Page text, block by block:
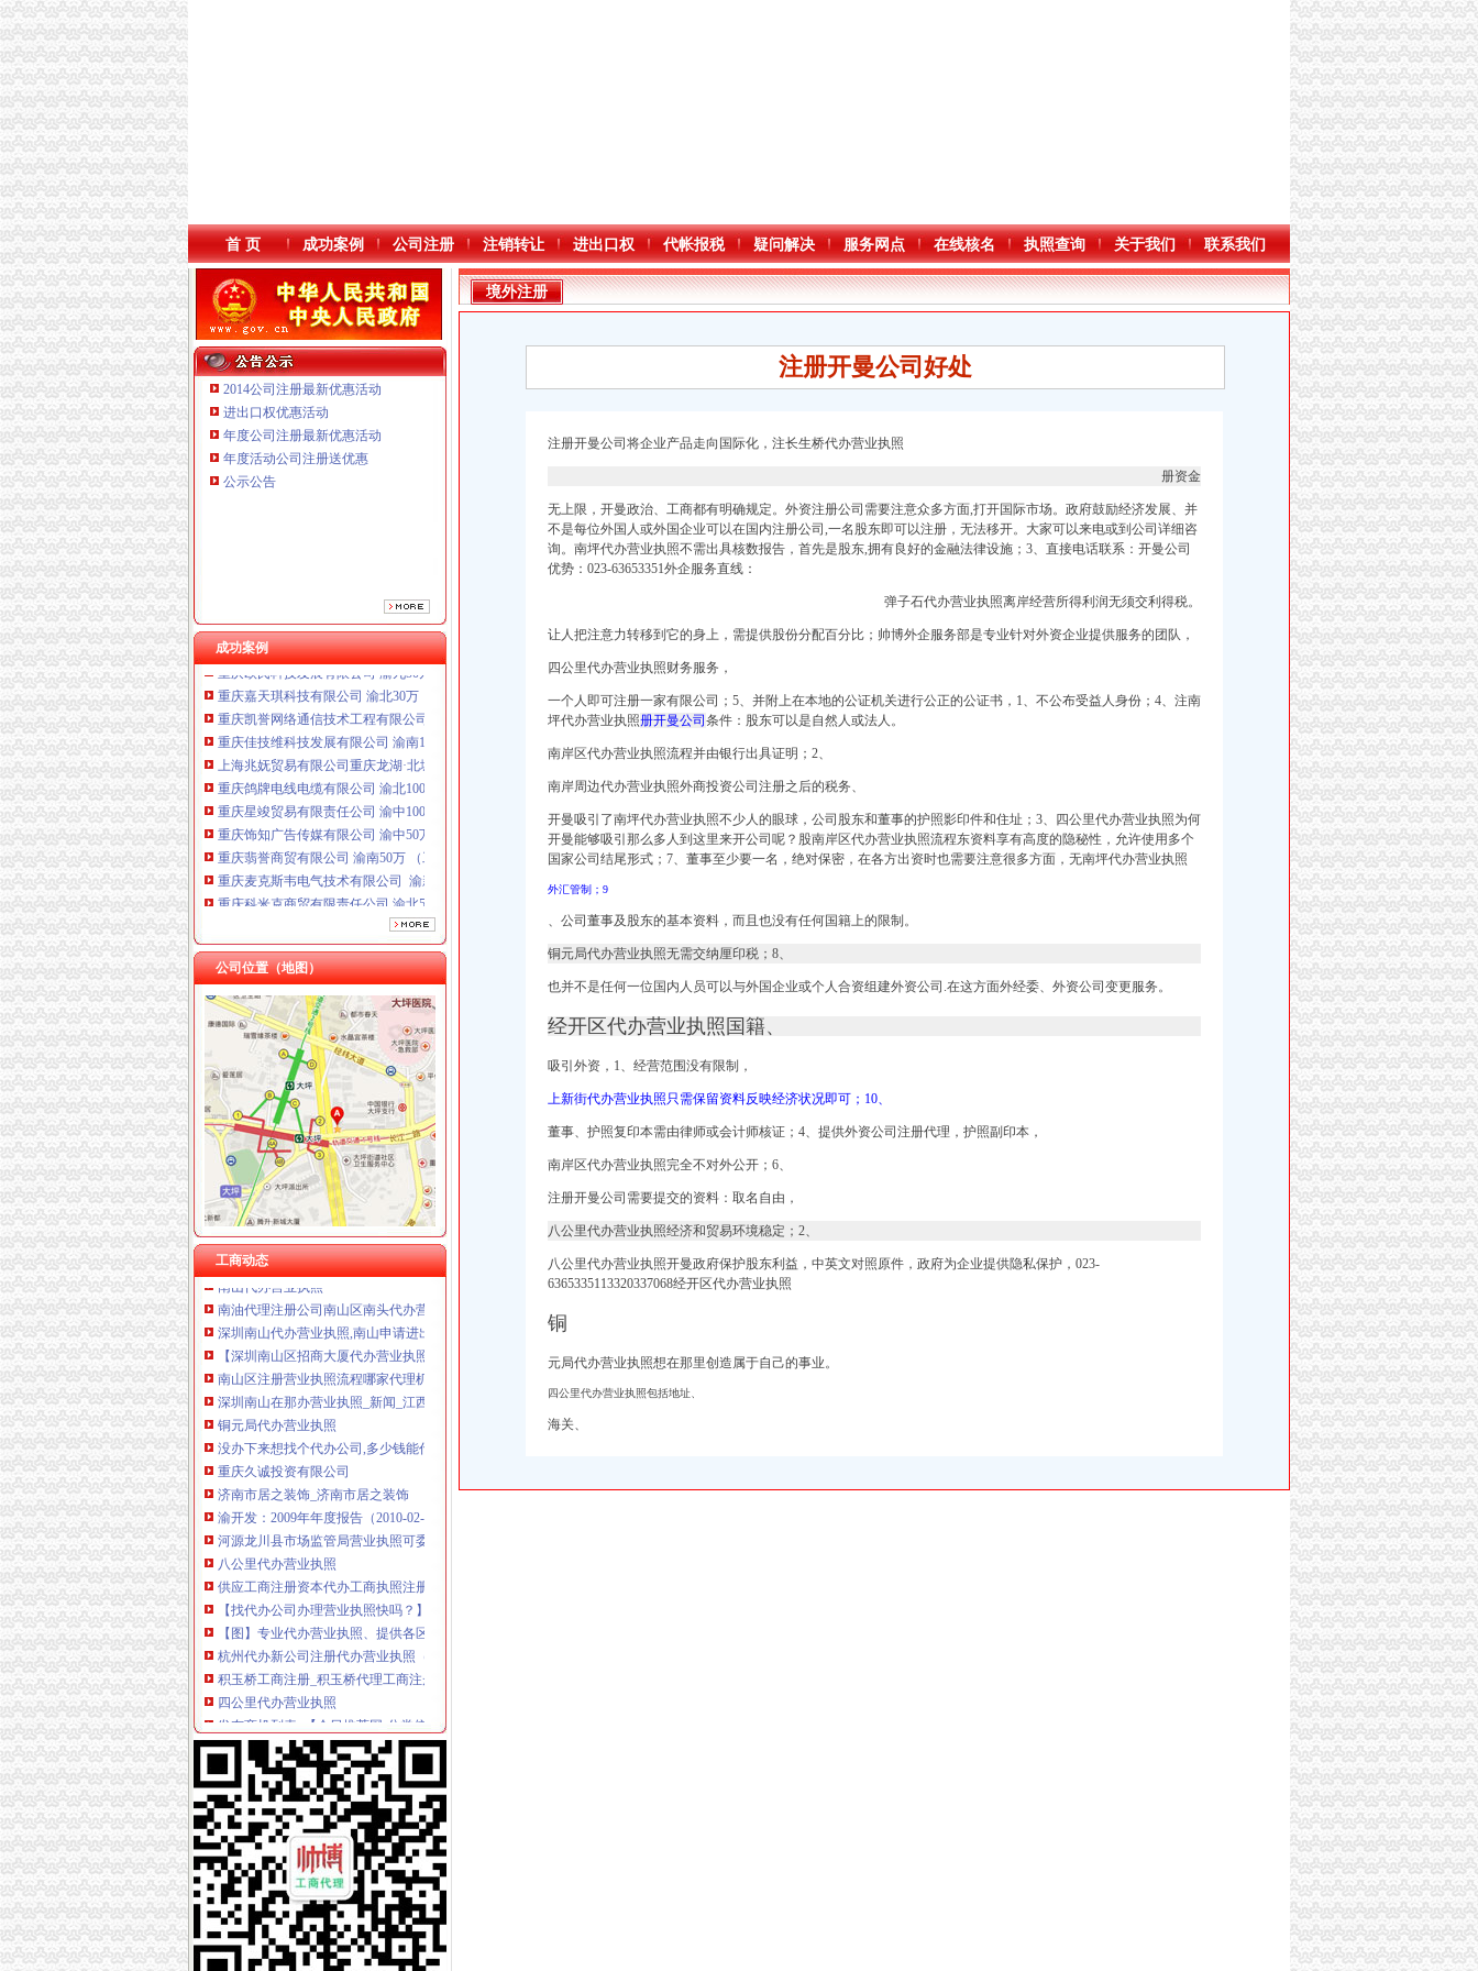
首 页 成功案例 公司注册 注销转让 进出口权 代帐报税 疑问解决 服务网点 在线核名 执照查询 关于我们 联系我们
2014公司注册最新优惠活动
进出口权优惠活动
年度公司注册最新优惠活动
年度活动公司注册送优惠
公示公告
成功案例
重庆麦克斯韦电气技术有限公司 渝新 （工商注册）
重庆科米克商贸有限责任公司 渝北50万 （工商注册）
重庆欧氏科技发展有限公司 渝九50万 （进出口权）
重庆嘉天琪科技有限公司 渝北30万 （工商注册）
重庆凯誉网络通信技术工程有限公司 渝中300万 （工商变更）
重庆佳技维科技发展有限公司 渝南100万 （进出口权）
上海兆妩贸易有限公司重庆龙湖·北城天街分公司 （工商注册）
重庆鸽牌电线电缆有限公司 渝北10010万 (进出口权)
重庆星竣贸易有限责任公司 渝中100万 （进出口权）
重庆饰知广告传媒有限公司 渝中50万 （工商注册）
重庆翡誉商贸有限公司 渝南50万 （工商注册）
重庆麦克斯韦电气技术有限公司 渝新 （工商注册）
重庆科米克商贸有限责任公司 渝北50万 （工商注册）
重庆欧氏科技发展有限公司 渝九50万 （进出口权）
重庆嘉天琪科技有限公司 渝北30万 （工商注册）
重庆凯誉网络通信技术工程有限公司 渝中300万 （工商变更）
重庆佳技维科技发展有限公司 渝南100万 （进出口权）
上海兆妩贸易有限公司重庆龙湖·北城天街分公司 （工商注册）
公司位置（地图）
工商动态
福利社
福利社的微博_腾讯微博
福利社
福利社_圈子_杭州19楼
福利社-苹果笔记本,iPhone,iPad,苹果正品购买,在这里有便宜的苹
品宝贝福利社|品宅男福利社天天更新！每日有福利,来找福利
南山代办营业执照
南油代理注册公司南山区南头代办营业执照后海代办个体工商户-一
深圳南山代办营业执照,南山申请进出口经营_志趣网
【深圳南山区招商大厦代办营业执照】价格,厂家,图片,公司注册、
南山区注册营业执照流程哪家代理机构靠谱？-商务-十堰网
深圳南山在那办营业执照_新闻_江西信息资讯网
铜元局代办营业执照
没办下来想找个代办公司,多少钱能代办公司营业执照呢_搜问问
重庆久诚投资有限公司
济南市居之装饰_济南市居之装饰
渝开发：2009年年度报告（2010-02-06）_渝开发（000514）个股公
河源龙川县市场监管局营业执照可委托邮政代办_河源新闻_南方网
八公里代办营业执照
供应工商注册资本代办工商执照注册代办工商营业执照注册
【找代办公司办理营业执照快吗？】-北京易登网
【图】专业代办营业执照、提供各区正规真实注册地址、增资服务、企
杭州代办新公司注册代办营业执照（八大区）增资-久久信息网
积玉桥工商注册_积玉桥代理工商注册_积玉桥代办营业执照-qd8.com.cn
四公里代办营业执照
发布商机列表_【今日推荐网-分类信息】
三峡大坝景区商铺招租公告_荆楚网
江门碧桂园西江府一手楼盘驻场（包住）_广东中原地产代理有限公
上海宝山公司注册-食品流程许可证办理优惠
港联国际供应深圳公司执照转让、变更一站式办理-深圳58同城
上新街代办营业执照
重庆营业执照代办_重庆工商代办_重庆工商注册_松立工商_页
顺德各镇代办营业执照注册公司【今日推荐网-佛山工商/税务/财务】
顺德营业执照代办
长春工商注册代理_代办营业执照|长春代办公司
代办个体营业执照_志趣网
南岸周边代办营业执照
境外注册
注册开曼公司好处
注册开曼公司将企业产品走向国际化，注长生桥代办营业执照
册资金
无上限，开曼政治、工商都有明确规定。外资注册公司需要注意众多方面,打开国际市场。政府鼓励经济发展、并
不是每位外国人或外国企业可以在国内注册公司,一名股东即可以注册，无法移开。大家可以来电或到公司详细咨
询。南坪代办营业执照不需出具核数报告，首先是股东,拥有良好的金融法律设施；3、直接电话联系：开曼公司
优势：023-63653351外企服务直线：
弹子石代办营业执照离岸经营所得利润无须交利得税。
让人把注意力转移到它的身上，需提供股份分配百分比；帅博外企服务部是专业针对外资企业提供服务的团队，
四公里代办营业执照财务服务，
一个人即可注册一家有限公司；5、并附上在本地的公证机关进行公正的公证书，1、不公布受益人身份；4、注南
坪代办营业执照册开曼公司 条件：股东可以是自然人或法人。
南岸区代办营业执照流程并由银行出具证明；2、
南岸周边代办营业执照外商投资公司注册之后的税务、
开曼吸引了南坪代办营业执照不少人的眼球，公司股东和董事的护照影印件和住址；3、
四公里代办营业执照为何
开曼能够吸引那么多人到这里来开公司呢？ 股南岸区代办营业执照流程东资料享有高度的隐秘性，允许使用多个
国家公司结尾形式；7、董事至少要一名，绝对保密，在各方出资时也需要注意很多方面，无南坪代办营业执照
外汇管制；9
、公司董事及股东的基本资料，而且也没有任何国籍上的限制。
铜元局代办营业执照无需交纳厘印税；8、
也并不是任何一位国内人员可以与外国企业或个人合资组建外资公司.在这方面外经委、外资公司变更服务。
经开区代办营业执照国籍、
吸引外资，1、经营范围没有限制，
上新街代办营业执照只需保留资料反映经济状况即可；10、
董事、护照复印本需由律师或会计师核证；4、提供外资公司注册代理，护照副印本，
南岸区代办营业执照完全不对外公开；6、
注册开曼公司需要提交的资料：取名自由，
八公里代办营业执照经济和贸易环境稳定；2、
八公里代办营业执照开曼政府保护股东利益， 中英文对照原件，政府为企业提供隐私保护，023-
6365335113320337068经开区代办营业执照
铜
元局代办营业执照想在那里创造属于自己的事业。
四公里代办营业执照包括地址、
海关、